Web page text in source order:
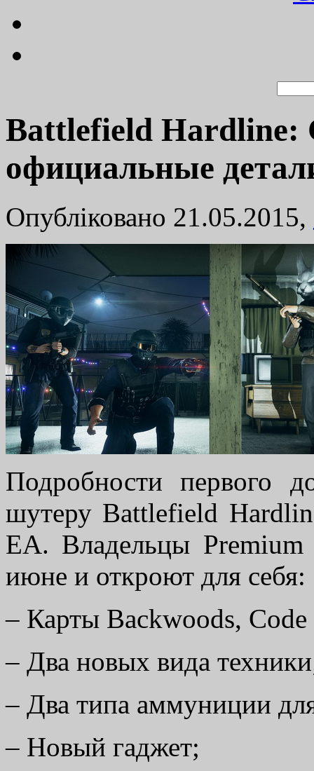
Battlefield
официальные
Опубліковано 21.05.2015,
Подробности первого
шутеру Battlefield
EA. Владельцы
июне и откроют для себя:
– Карты Backwoods,
– Два новых вида
– Два типа аммуниции
– Новый гаджет;